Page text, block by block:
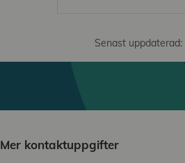
Senast uppdaterad:
Mer kontaktuppgifter